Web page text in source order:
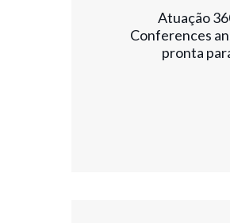
Atuação
Conferences
pronta